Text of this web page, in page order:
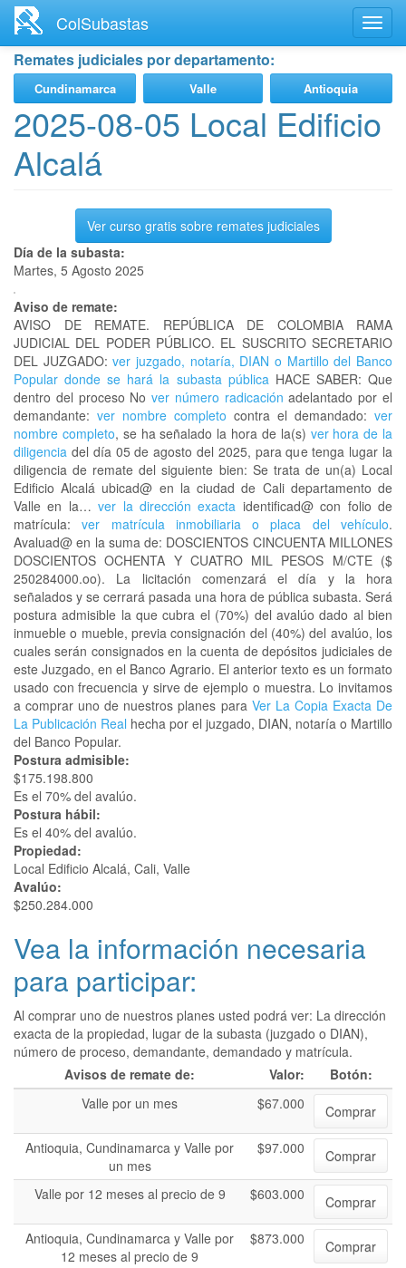
contenido
principal
ColSubastas
Remates judiciales por departamento:
Cundinamarca Valle Antioquia
2025-08-05 Local Edificio
Alcalá
Ver curso gratis sobre remates judiciales
Día de la subasta:
Martes, 5 Agosto 2025
Aviso de remate:
AVISO DE REMATE. REPÚBLICA DE COLOMBIA RAMA
JUDICIAL DEL PODER PÚBLICO. EL SUSCRITO SECRETARIO
DEL JUZGADO: ver juzgado, notaría, DIAN o Martillo del Banco
Popular donde se hará la subasta públicaHACE SABER: Que
dentro del proceso Nover número radicación adelantado por el
demandante: ver nombre completo contra el demandado: ver
nombre completo, se ha señalado la hora de la(s) ver hora de la
diligencia del día 05 de agosto del 2025, para que tenga lugar la
diligencia de remate del siguiente bien: Se trata de un(a) Local
Edificio Alcalá ubicad@ en la ciudad de Cali departamento de
Valle en la…ver la dirección exacta identificad@ con folio de
matrícula:ver matrícula inmobiliaria o placa del vehículo.
Avaluad@ en la suma de: DOSCIENTOS CINCUENTA MILLONES
DOSCIENTOS OCHENTA Y CUATRO MIL PESOS M/CTE ($
250284000.oo). La licitación comenzará el día y la hora
señalados y se cerrará pasada una hora de pública subasta. Será
postura admisible la que cubra el (70%) del avalúo dado al bien
inmueble o mueble, previa consignación del (40%) del avalúo, los
cuales serán consignados en la cuenta de depósitos judiciales de
este Juzgado, en el Banco Agrario. El anterior texto es un formato
usado con frecuencia y sirve de ejemplo o muestra. Lo invitamos
a comprar uno de nuestros planes para Ver La Copia Exacta De
La Publicación Real hecha por el juzgado, DIAN, notaría o Martillo
del Banco Popular.
Postura admisible:
$175.198.800
Es el 70% del avalúo.
Postura hábil:
Es el 40% del avalúo.
Propiedad:
Local Edificio Alcalá, Cali, Valle
Avalúo:
$250.284.000
Vea la información necesaria
para participar:
Al comprar uno de nuestros planes usted podrá ver: La dirección
exacta de la propiedad, lugar de la subasta (juzgado o DIAN),
número de proceso, demandante, demandado y matrícula.
Avisos de remate de:
Valor:
Botón:
Valle por un mes
$67.000
Comprar
Antioquia, Cundinamarca y Valle por
un mes
$97.000 Comprar
Valle por 12 meses al precio de 9 $603.000
Comprar
Antioquia, Cundinamarca y Valle por
12 meses al precio de 9
$873.000 Comprar